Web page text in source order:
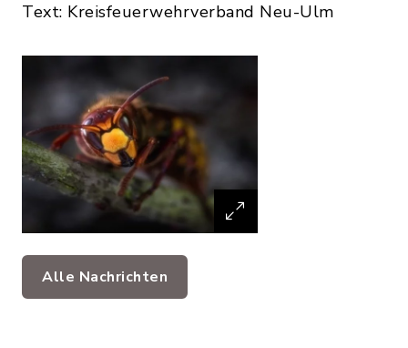
Text: Kreisfeuerwehrverband Neu-Ulm
Alle Nachrichten